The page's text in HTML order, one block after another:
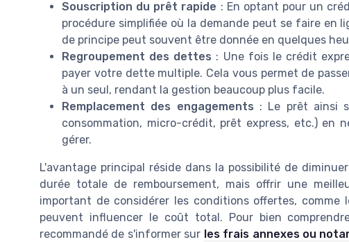
Souscription du prêt rapide : En optant pour un
procédure simplifiée où la demande peut se faire en
de principe peut souvent être donnée en quelques
Regroupement des dettes : Une fois le crédit
payer votre dette multiple. Cela vous permet de
à un seul, rendant la gestion beaucoup plus facile.
Remplacement des engagements : Le prêt ainsi
consommation, micro-crédit, prêt express, etc.) en
gérer.
L'avantage principal réside dans la possibilité de
durée totale de remboursement, mais offrir une
important de considérer les conditions offertes,
peuvent influencer le coût total. Pour bien
recommandé de s'informer sur les frais annexes ou